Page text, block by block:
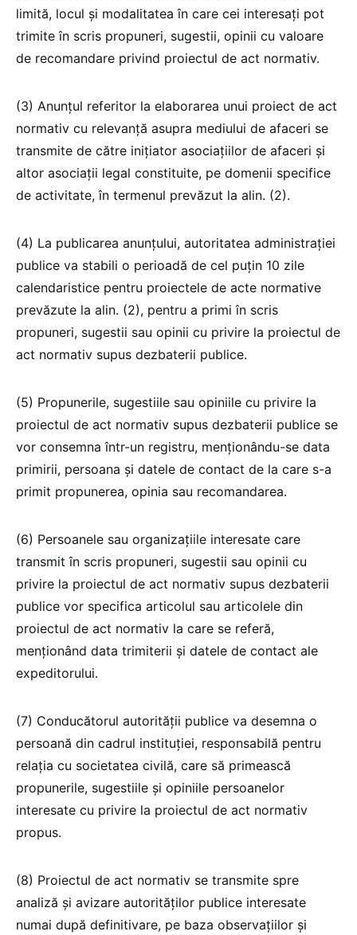
limită, locul și modalitatea în care cei interesați pot
trimite în scris propuneri, sugestii, opinii cu valoare
de recomandare privind proiectul de act normativ.
(3) Anunțul referitor la elaborarea unui proiect de act
normativ cu relevanță asupra mediului de afaceri se
transmite de către inițiator asociațiilor de afaceri și
altor asociații legal constituite, pe domenii specifice
de activitate, în termenul prevăzut la alin. (2).
(4) La publicarea anunțului, autoritatea administrației
publice va stabili o perioadă de cel puțin 10 zile
calendaristice pentru proiectele de acte normative
prevăzute la alin. (2), pentru a primi în scris
propuneri, sugestii sau opinii cu privire la proiectul de
act normativ supus dezbaterii publice.
(5) Propunerile, sugestiile sau opiniile cu privire la
proiectul de act normativ supus dezbaterii publice se
vor consemna într-un registru, menționându-se data
primirii, persoana și datele de contact de la care s-a
primit propunerea, opinia sau recomandarea.
(6) Persoanele sau organizațiile interesate care
transmit în scris propuneri, sugestii sau opinii cu
privire la proiectul de act normativ supus dezbaterii
publice vor specifica articolul sau articolele din
proiectul de act normativ la care se referă,
menționând data trimiterii și datele de contact ale
expeditorului.
(7) Conducătorul autorității publice va desemna o
persoană din cadrul instituției, responsabilă pentru
relația cu societatea civilă, care să primească
propunerile, sugestiile și opiniile persoanelor
interesate cu privire la proiectul de act normativ
propus.
(8) Proiectul de act normativ se transmite spre
analiză și avizare autorităților publice interesate
numai după definitivare, pe baza observațiilor și